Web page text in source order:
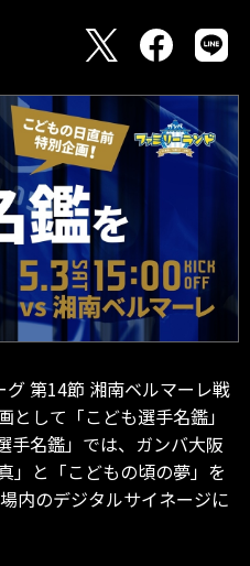
第14節 湘南ベルマーレ戦
して「こども選手名鑑」
手名鑑」では、ガンバ大阪
」と「こどもの頃の夢」を
内のデジタルサイネージに